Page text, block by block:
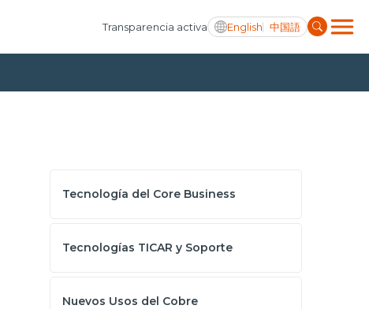
Transparencia activa English 中国語
Tecnología del Core Business
Tecnologías TICAR y Soporte
Nuevos Usos del Cobre